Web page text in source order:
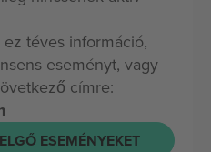
téves információ,
eseményt, vagy
címre:
ESEMÉNYEKET